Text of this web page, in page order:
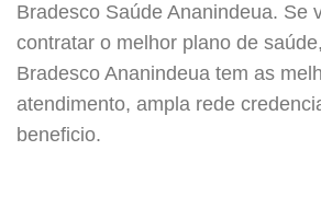
Bradesco Saúde Ananindeua. Se
contratar o melhor plano de
Bradesco Ananindeua tem as
atendimento, ampla rede
beneficio.